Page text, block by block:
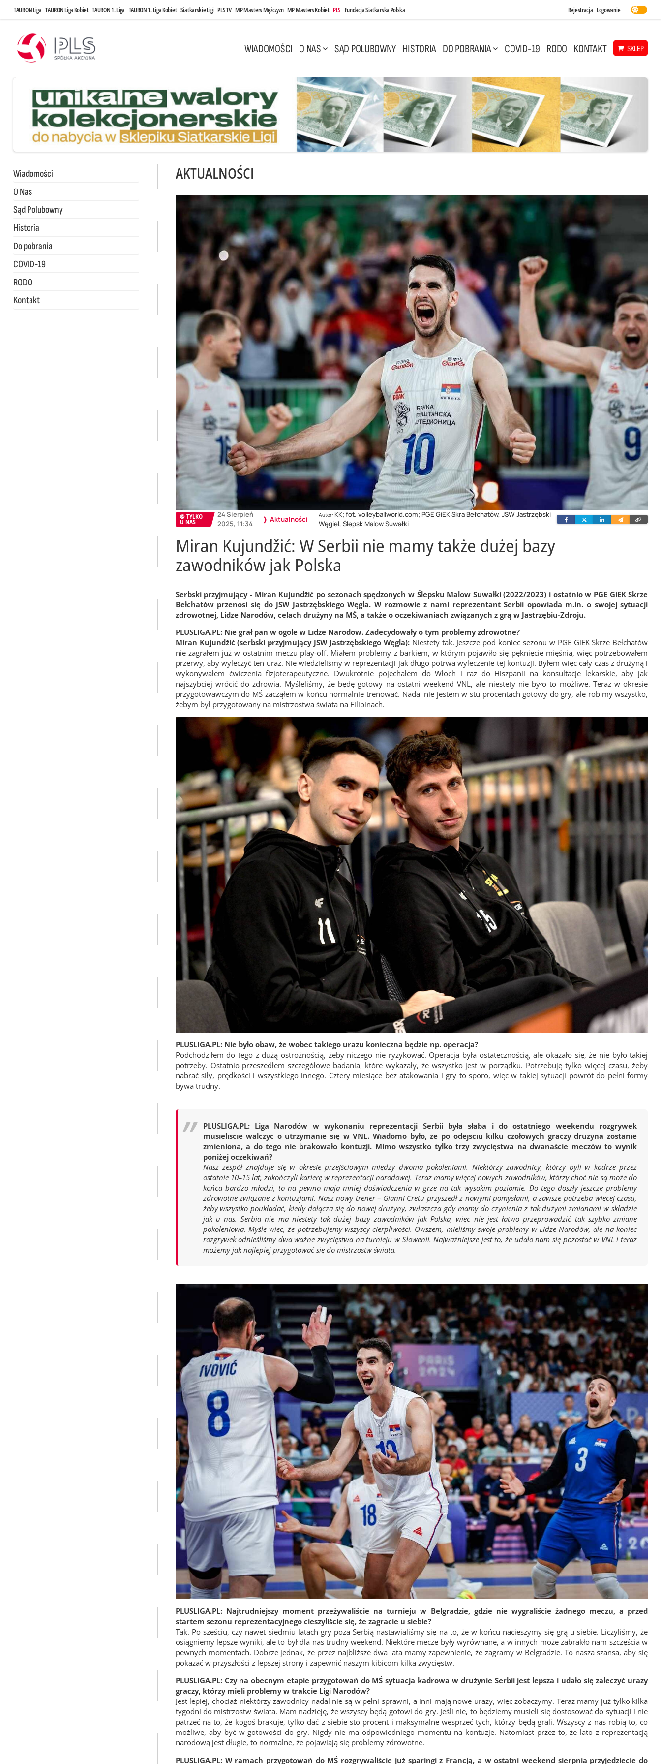
TAURON Liga TAURON Liga Kobiet TAURON 1. Liga TAURON 1. Liga Kobiet Siatkarskie Ligi PLS TV MP Masters Mężczyzn MP Masters Kobiet PLS Fundacja Siatkarska Polska Rejestracja Logowanie
WIADOMOŚCI O NAS SĄD POLUBOWNY HISTORIA DO POBRANIA COVID-19 RODO KONTAKT SKLEP
Wiadomości
O Nas
Sąd Polubowny
Historia
Do pobrania
COVID-19
RODO
Kontakt
AKTUALNOŚCI
TYLKO
U NAS
24 Sierpień
2025, 11:34
Aktualności Autor: KK; fot. volleyballworld.com; PGE GiEK Skra Bełchatów, JSW Jastrzębski
Węgiel, Ślepsk Malow Suwałki
FacebookTwitterLinkedinWyślij
e-
link
Miran Kujundžić: W Serbii nie mamy także dużej bazy
zawodników jak Polska
Serbski przyjmujący - Miran Kujundžić po sezonach spędzonych w Ślepsku Malow Suwałki (2022/2023) i ostatnio w PGE GiEK Skrze
Bełchatów przenosi się do JSW Jastrzębskiego Węgla. W rozmowie z nami reprezentant Serbii opowiada m.in. o swojej sytuacji
zdrowotnej, Lidze Narodów, celach drużyny na MŚ, a także o oczekiwaniach związanych z grą w Jastrzębiu-Zdroju.
PLUSLIGA.PL: Nie grał pan w ogóle w Lidze Narodów. Zadecydowały o tym problemy zdrowotne?
Miran Kujundžić (serbski przyjmujący JSW Jastrzębskiego Węgla):Niestety tak. Jeszcze pod koniec sezonu w PGE GiEK Skrze Bełchatów
nie zagrałem już w ostatnim meczu play-off. Miałem problemy z barkiem, w którym pojawiło się pęknięcie mięśnia, więc potrzebowałem
przerwy, aby wyleczyć ten uraz. Nie wiedzieliśmy w reprezentacji jak długo potrwa wyleczenie tej kontuzji. Byłem więc cały czas z drużyną i
wykonywałem ćwiczenia fizjoterapeutyczne. Dwukrotnie pojechałem do Włoch i raz do Hiszpanii na konsultacje lekarskie, aby jak
najszybciej wrócić do zdrowia. Myśleliśmy, że będę gotowy na ostatni weekend VNL, ale niestety nie było to możliwe. Teraz w okresie
przygotowawczym do MŚ zacząłem w końcu normalnie trenować. Nadal nie jestem w stu procentach gotowy do gry, ale robimy wszystko,
żebym był przygotowany na mistrzostwa świata na Filipinach.
PLUSLIGA.PL: Nie było obaw, że wobec takiego urazu konieczna będzie np. operacja?
Podchodziłem do tego z dużą ostrożnością, żeby niczego nie ryzykować. Operacja była ostatecznością, ale okazało się, że nie było takiej
potrzeby. Ostatnio przeszedłem szczegółowe badania, które wykazały, że wszystko jest w porządku. Potrzebuję tylko więcej czasu, żeby
nabrać siły, prędkości i wszystkiego innego. Cztery miesiące bez atakowania i gry to sporo, więc w takiej sytuacji powrót do pełni formy
bywa trudny.
PLUSLIGA.PL: Liga Narodów w wykonaniu reprezentacji Serbii była słaba i do ostatniego weekendu rozgrywek
musieliście walczyć o utrzymanie się w VNL. Wiadomo było, że po odejściu kilku czołowych graczy drużyna zostanie
zmieniona, a do tego nie brakowało kontuzji. Mimo wszystko tylko trzy zwycięstwa na dwanaście meczów to wynik
poniżej oczekiwań?
Nasz zespół znajduje się w okresie przejściowym między dwoma pokoleniami. Niektórzy zawodnicy, którzy byli w kadrze przez
ostatnie 10–15 lat, zakończyli karierę w reprezentacji narodowej. Teraz mamy więcej nowych zawodników, którzy choć nie są może do
końca bardzo młodzi, to na pewno mają mniej doświadczenia w grze na tak wysokim poziomie. Do tego doszły jeszcze problemy
zdrowotne związane z kontuzjami. Nasz nowy trener – Gianni Cretu przyszedł z nowymi pomysłami, a zawsze potrzeba więcej czasu,
żeby wszystko poukładać, kiedy dołącza się do nowej drużyny, zwłaszcza gdy mamy do czynienia z tak dużymi zmianami w składzie
jak u nas. Serbia nie ma niestety tak dużej bazy zawodników jak Polska, więc nie jest łatwo przeprowadzić tak szybko zmianę
pokoleniową. Myślę więc, że potrzebujemy wszyscy cierpliwości. Owszem, mieliśmy swoje problemy w Lidze Narodów, ale na koniec
rozgrywek odnieśliśmy dwa ważne zwycięstwa na turnieju w Słowenii. Najważniejsze jest to, że udało nam się pozostać w VNL i teraz
możemy jak najlepiej przygotować się do mistrzostw świata.
PLUSLIGA.PL: Najtrudniejszy moment przeżywaliście na turnieju w Belgradzie, gdzie nie wygraliście żadnego meczu, a przed
startem sezonu reprezentacyjnego cieszyliście się, że zagracie u siebie?
Tak. Po sześciu, czy nawet siedmiu latach gry poza Serbią nastawialiśmy się na to, że w końcu nacieszymy się grą u siebie. Liczyliśmy, że
osiągniemy lepsze wyniki, ale to był dla nas trudny weekend. Niektóre mecze były wyrównane, a w innych może zabrakło nam szczęścia w
pewnych momentach. Dobrze jednak, że przez najbliższe dwa lata mamy zapewnienie, że zagramy w Belgradzie. To nasza szansa, aby się
pokazać w przyszłości z lepszej strony i zapewnić naszym kibicom kilka zwycięstw.
PLUSLIGA.PL: Czy na obecnym etapie przygotowań do MŚ sytuacja kadrowa w drużynie Serbii jest lepsza i udało się zaleczyć urazy
graczy, którzy mieli problemy w trakcie Ligi Narodów?
Jest lepiej, chociaż niektórzy zawodnicy nadal nie są w pełni sprawni, a inni mają nowe urazy, więc zobaczymy. Teraz mamy już tylko kilka
tygodni do mistrzostw świata. Mam nadzieję, że wszyscy będą gotowi do gry. Jeśli nie, to będziemy musieli się dostosować do sytuacji i nie
patrzeć na to, że kogoś brakuje, tylko dać z siebie sto procent i maksymalne wesprzeć tych, którzy będą grali. Wszyscy z nas robią to, co
możliwe, aby być w gotowości do gry. Nigdy nie ma odpowiedniego momentu na kontuzje. Natomiast przez to, że lato z reprezentacją
narodową jest długie, to normalne, że pojawiają się problemy zdrowotne.
PLUSLIGA.PL: W ramach przygotowań do MŚ rozgrywaliście już sparingi z Francją, a w ostatni weekend sierpnia przyjedziecie do